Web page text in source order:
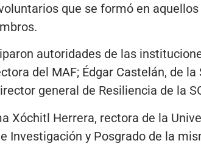
que se formó en
autoridades de las
del MAF; Édgar Castelán, de
general de Resiliencia de la
Xóchitl Herrera, rectora de la
Investigación y Posgrado de la